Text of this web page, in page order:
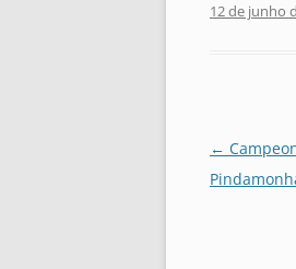
12 de junho
Navegação
de
←